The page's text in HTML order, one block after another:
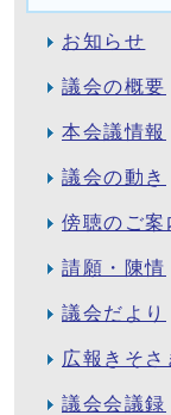
お知らせ
議会の概要
本会議情報
議会の動き
傍聴のご案
請願・陳情
議会だより
広報きそさ
議会会議録